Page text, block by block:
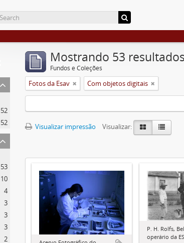
52
52
53
10
4
3
3
3
2
Mostrando 53 resultados
Fundos e Coleções
Fotos da Esav Com objetos digitais
Visualizar impressão
Visualizar:
P. H. Rolfs,
operário da